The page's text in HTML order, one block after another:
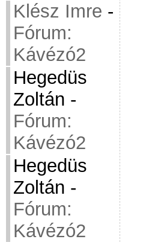
Klész Imre -
Fórum:
Kávézó2
Hegedüs
Zoltán -
Fórum:
Kávézó2
Hegedüs
Zoltán -
Fórum:
Kávézó2